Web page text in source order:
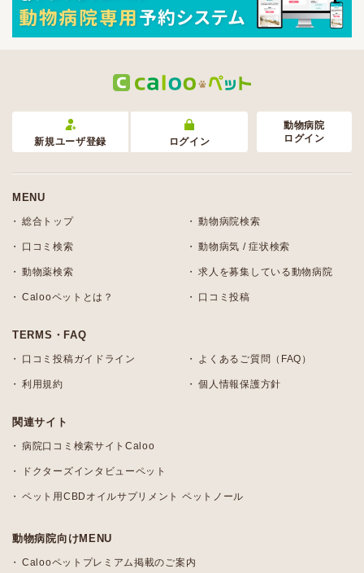
新規ユーザ登録 ログイン
動物病院
ログイン
MENU
総合トップ 動物病院検索
口コミ検索 動物病気 / 症状検索
動物薬検索 求人を募集している動物病院
Calooペットとは？ 口コミ投稿
TERMS・FAQ
口コミ投稿ガイドライン よくあるご質問（FAQ）
利用規約 個人情報保護方針
関連サイト
病院口コミ検索サイトCaloo
ドクターズインタビューペット
ペット用CBDオイルサプリメント ペットノール
動物病院向けMENU
Calooペットプレミアム掲載のご案内